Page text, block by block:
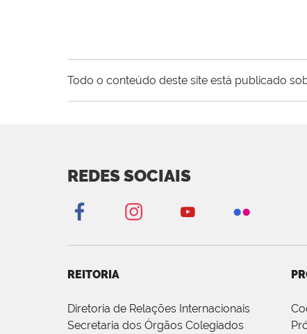
Todo o conteúdo deste site está publicado
REDES SOCIAIS
REITORIA
Diretoria de Relações Internacionais
Secretaria dos Órgãos Colegiados